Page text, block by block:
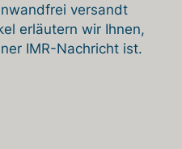
versandt
erläutern wir Ihnen,
IMR-Nachricht ist.